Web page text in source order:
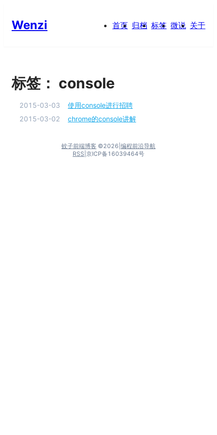
Wenzi 首页 归档 标签 微说 关于
标签： console
2015-03-03
使用console进行招聘
2015-03-02
chrome的console讲解
蚊子前端博客 ©2026 编程前沿导航
RSS 京ICP备16039464号